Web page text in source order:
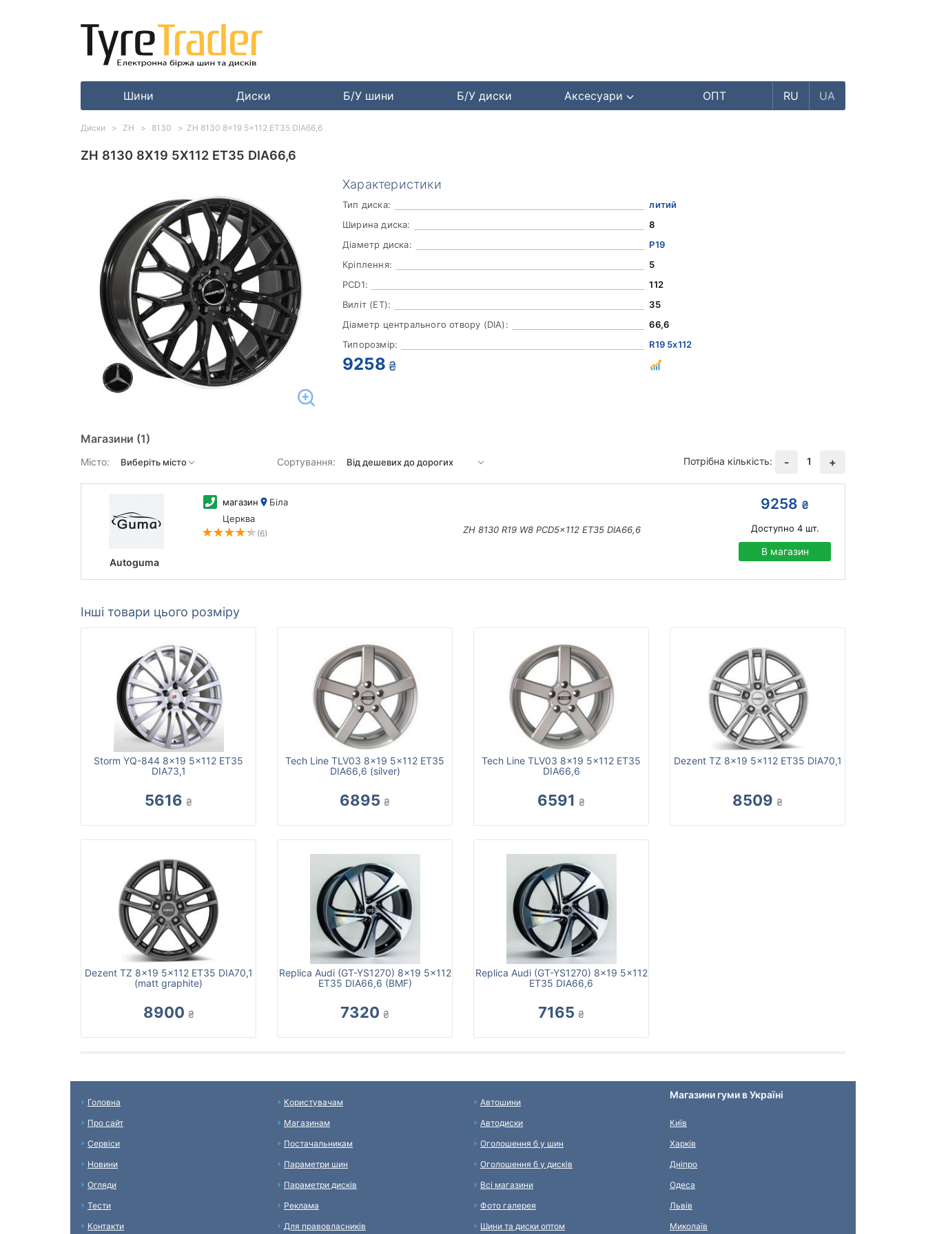
Шини Диски Б/У шини Б/У диски Аксесуари ОПТ RU UA
ZH 8130 8X19 5X112 ET35 DIA66,6
Характеристики
Тип диска:
литий
Ширина диска:
8
Діаметр диска:
Р19
Кріплення:
5
PCD1:
112
Виліт (ET):
35
Діаметр центрального отвору (DIA):
66,6
Типорозмір:
R19 5x112
9258 ₴
Магазини (1)
Місто: Сортування: Потрібна кількість: - 1 +
Autoguma
магазин
Біла
Церква
(6) ZH 8130 R19 W8 PCD5x112 ET35 DIA66,6
9258 ₴
Доступно 4шт.
В магазин
Інші товари цього розміру
Storm YQ-844 8x19 5x112 ET35
DIA73,1
5616 ₴
Tech Line TLV03 8x19 5x112 ET35
DIA66,6 (silver)
6895 ₴
Tech Line TLV03 8x19 5x112 ET35
DIA66,6
6591 ₴
Dezent TZ 8x19 5x112 ET35 DIA70,1
8509 ₴
Dezent TZ 8x19 5x112 ET35 DIA70,1
(matt graphite)
8900 ₴
Replica Audi (GT-YS1270) 8x19 5x112
ET35 DIA66,6 (BMF)
7320 ₴
Replica Audi (GT-YS1270) 8x19 5x112
ET35 DIA66,6
7165 ₴
Диски ZH 8130 ZH 8130 8x19 5x112 ET35 DIA66,6
Головна
Про сайт
Сервіси
Новини
Огляди
Тести
Контакти
Користувачам
Магазинам
Постачальникам
Параметри шин
Параметри дисків
Реклама
Для правовласників
Автошини
Автодиски
Оголошення б у шин
Оголошення б у дисків
Всі магазини
Фото галерея
Шини та диски оптом
Магазини гуми в Україні
Київ
Харків
Дніпро
Одеса
Львів
Миколаїв